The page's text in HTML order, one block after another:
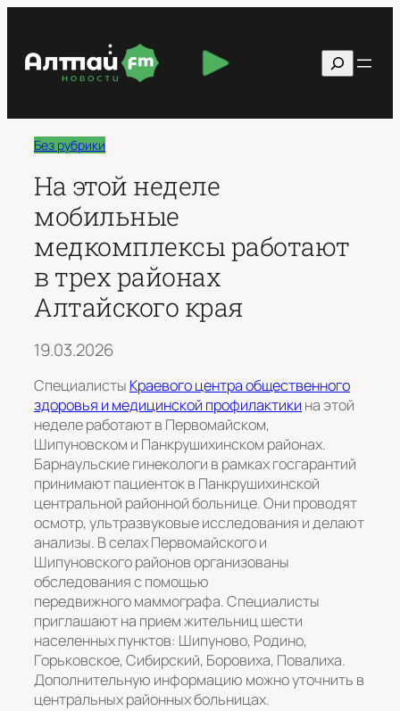
содержимому
Поиск
Без рубрики
На этой неделе
мобильные
медкомплексы работают
в трех районах
Алтайского края
19.03.2026
Специалисты Краевого центра общественного
здоровья и медицинской профилактики на этой
неделе работают в Первомайском,
Шипуновском и Панкрушихинском районах.
Барнаульские гинекологи в рамках госгарантий
принимают пациенток в Панкрушихинской
центральной районной больнице. Они проводят
осмотр, ультразвуковые исследования и делают
анализы. В селах Первомайского и
Шипуновского районов организованы
обследования с помощью
передвижного маммографа. Специалисты
приглашают на прием жительниц шести
населенных пунктов: Шипуново, Родино,
Горьковское, Сибирский, Боровиха, Повалиха.
Дополнительную информацию можно уточнить в
центральных районных больницах.